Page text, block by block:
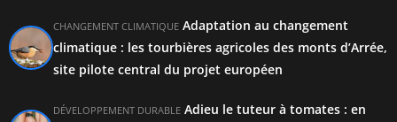
CHANGEMENT CLIMATIQUE Adaptation au changement
climatique : les tourbières agricoles des monts d’Arrée,
site pilote central du projet européen
DÉVELOPPEMENT DURABLE Adieu le tuteur à tomates : en